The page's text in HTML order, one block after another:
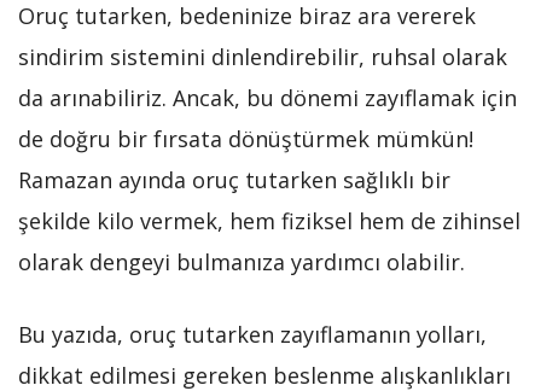
Oruç tutarken, bedeninize biraz ara vererek
sindirim sistemini dinlendirebilir, ruhsal olarak
da arınabiliriz. Ancak, bu dönemi zayıflamak için
de doğru bir fırsata dönüştürmek mümkün!
Ramazan ayında oruç tutarken sağlıklı bir
şekilde kilo vermek, hem fiziksel hem de zihinsel
olarak dengeyi bulmanıza yardımcı olabilir.
Bu yazıda, oruç tutarken zayıflamanın yolları,
dikkat edilmesi gereken beslenme alışkanlıkları